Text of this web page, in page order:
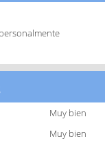
Muy bien
Muy bien